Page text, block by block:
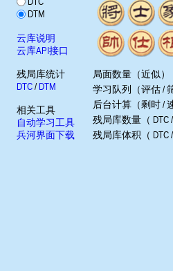
DTM
云库说明
云库API接口
残局库统计
DTC/ DTM
相关工具
自动学习工具
兵河界面下载
局面数量（近似）
学习队列（评估 /
后台计算（剩时 /
残局库数量（ DTC /
残局库体积（ DTC /